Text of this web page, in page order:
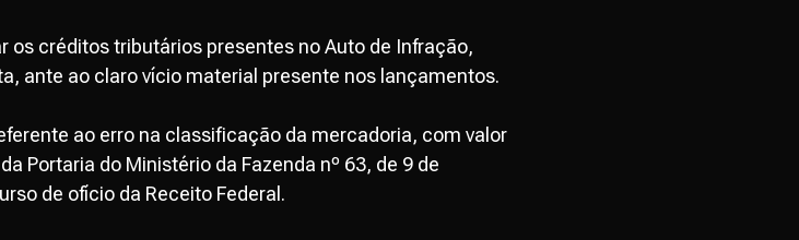
os créditos tributários presentes no Auto de Infração,
ante ao claro vício material presente nos lançamentos.
ao erro na classificação da mercadoria, com valor
Portaria do Ministério da Fazenda nº 63, de 9 de
de ofício da Receito Federal.